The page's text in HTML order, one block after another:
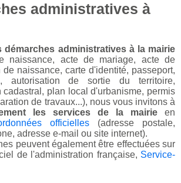
administratives à
démarches administratives à la mairie
naissance, acte de mariage, acte de
naissance, carte d'identité, passeport,
autorisation de sortie du territoire,
cadastral, plan local d'urbanisme, permis
de travaux...), nous vous invitons à
les services de la mairie en
officielles (adresse postale,
adresse e-mail ou site internet).
peuvent également être effectuées sur
de l'administration française, Service-